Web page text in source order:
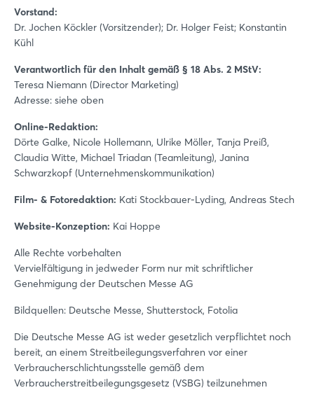
Vorstand:
Dr. Jochen Köckler (Vorsitzender); Dr. Holger Feist; Konstantin
Kühl
Verantwortlich für den Inhalt gemäß § 18 Abs. 2 MStV:
Teresa Niemann (Director Marketing)
Adresse: siehe oben
Online-Redaktion:
Dörte Galke, Nicole Hollemann, Ulrike Möller, Tanja Preiß,
Claudia Witte, Michael Triadan (Teamleitung), Janina
Schwarzkopf (Unternehmenskommunikation)
Film- & Fotoredaktion: Kati Stockbauer-Lyding, Andreas Stech
Website-Konzeption: Kai Hoppe
Alle Rechte vorbehalten
Vervielfältigung in jedweder Form nur mit schriftlicher
Genehmigung der Deutschen Messe AG
Bildquellen: Deutsche Messe, Shutterstock, Fotolia
Die Deutsche Messe AG ist weder gesetzlich verpflichtet noch
bereit, an einem Streitbeilegungsverfahren vor einer
Verbraucherschlichtungsstelle gemäß dem
Verbraucherstreitbeilegungsgesetz (VSBG) teilzunehmen